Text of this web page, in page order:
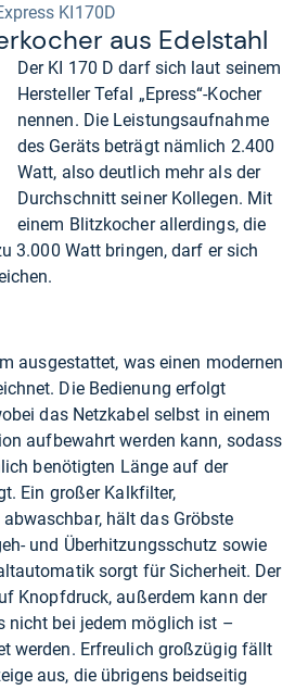
KI170D
aus Edel­stahl
Der KI 170 D darf sich laut seinem
Hersteller Tefal „Epress“-Kocher
nennen. Die Leistungsaufnahme
des Geräts beträgt nämlich 2.400
Watt, also deutlich mehr als der
Durchschnitt seiner Kollegen. Mit
einem Blitzkocher allerdings, die
3.000 Watt bringen, darf er sich
ausgestattet, was einen modernen
Die Bedienung erfolgt
das Netzkabel selbst in einem
aufbewahrt werden kann, sodass
benötigten Länge auf der
Ein großer Kalkfilter,
hält das Gröbste
und Überhitzungsschutz sowie
sorgt für Sicherheit. Der
Knopfdruck, außerdem kann der
nicht bei jedem möglich ist –
werden. Erfreulich großzügig fällt
aus, die übrigens beidseitig